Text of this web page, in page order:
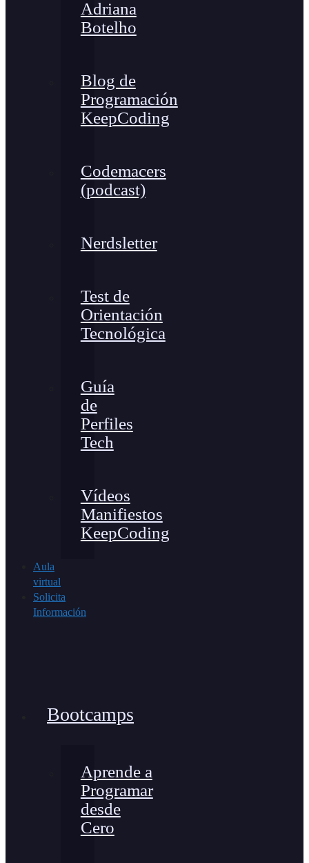
Adriana
Botelho
Blog de
Programación
KeepCoding
Codemacers
(podcast)
Nerdsletter
Test de
Orientación
Tecnológica
Guía
de
Perfiles
Tech
Vídeos
Manifiestos
KeepCoding
Aula
virtual
Solicita
Información
Bootcamps
Aprende a
Programar
desde
Cero